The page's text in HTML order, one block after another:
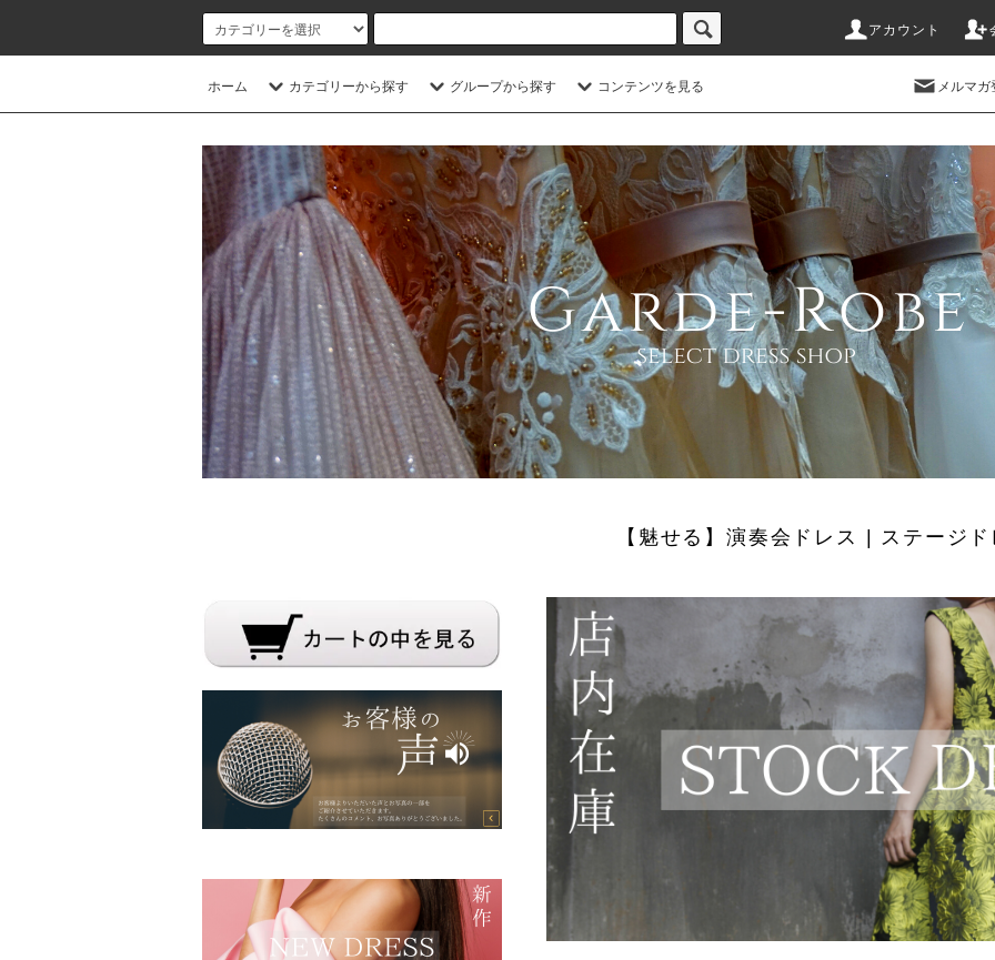
アカウント
ホーム カテゴリーから探す グループから探す コンテンツを見る メルマ
【魅せる】演奏会ドレス | ステージ